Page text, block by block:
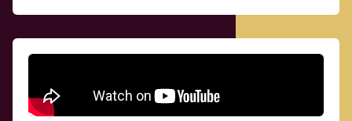
Som gäst hos Winningtemps Lunch & Learn, hade
samarbeta. Vi pratade energi, empati och
tydlighet, för chefer och team.